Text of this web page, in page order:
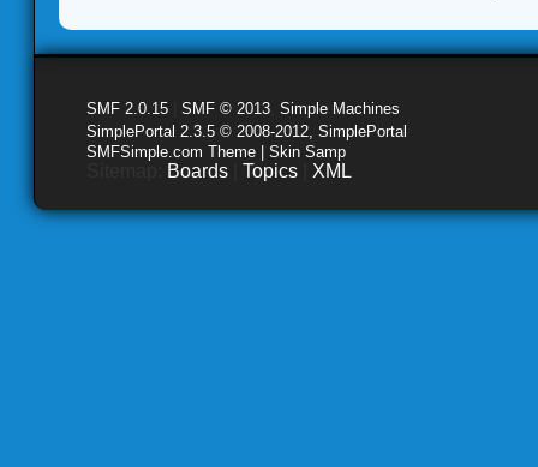
SMF 2.0.15 SMF © 2013 Simple Machines
SimplePortal 2.3.5 © 2008-2012, SimplePortal
SMFSimple.com Theme | Skin Samp
Boards Topics XML